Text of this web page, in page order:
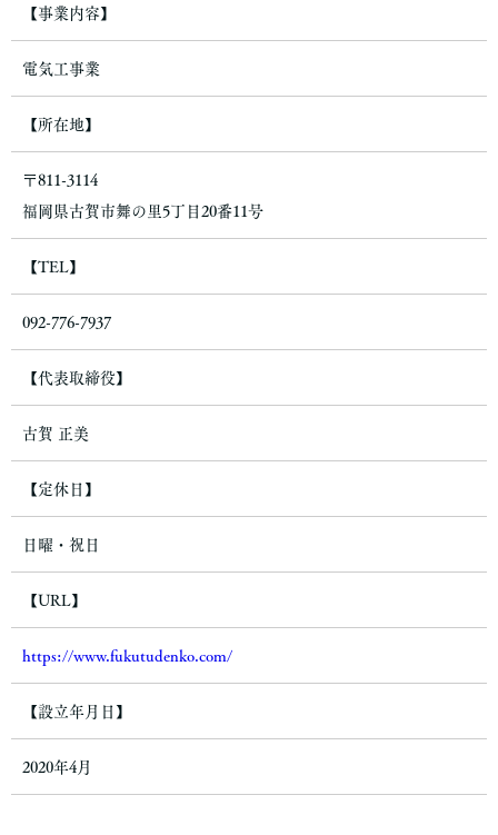
・お客さまの同意がある場合
・お客さまが希望されるサービスを行なうために当社が業務を委
個人情報の安全対策
当社は、個人情報の正確性及び安全性確保のために、セキュリテ
ィに万全の対策を講じています。
ご本人の照会
れる場合には、ご本人であることを確認の上、対応させていただ
きます。
他規範を遵守するとともに、本ポリシーの内容を適宜見直し、そ
の改善に努めます。
【事業内容】
電気工事業
【所在地】
〒811-3114
福岡県古賀市舞の里5丁目20番11号
【TEL】
092-776-7937
【代表取締役】
古賀 正美
【定休日】
日曜・祝日
【URL】
https://www.fukutudenko.com/
【設立年月日】
2020年4月